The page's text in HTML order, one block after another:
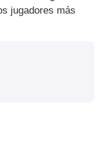
jugadores más